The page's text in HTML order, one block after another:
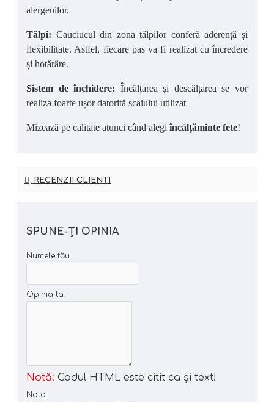
alergenilor.
Tălpi: Cauciucul din zona tălpilor conferă aderență și
flexibilitate. Astfel, fiecare pas va fi realizat cu încredere
și hotărâre.
Sistem de închidere: Încălțarea și descălțarea se vor
realiza foarte ușor datorită scaiului utilizat
Mizează pe calitate atunci când alegiîncălțăminte fete!
RECENZII CLIENTI
SPUNE-ŢI OPINIA
Numele tău:
Opinia ta:
Notă: Codul HTML este citit ca şi text!
Nota: